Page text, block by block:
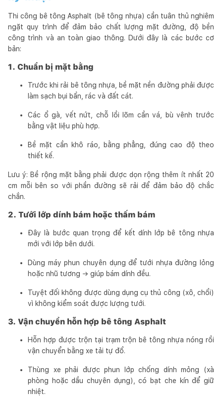
Thi công bê tông Asphalt (bê tông nhựa) cần tuân thủ nghiêm
ngặt quy trình để đảm bảo chất lượng mặt đường, độ bền
công trình và an toàn giao thông. Dưới đây là các bước cơ
bản:
1. Chuẩn bị mặt bằng
Trước khi rải bê tông nhựa, bề mặt nền đường phải được
làm sạch bụi bẩn, rác và đất cát.
Các ổ gà, vết nứt, chỗ lồi lõm cần vá, bù vênh trước
bằng vật liệu phù hợp.
Bề mặt cần khô ráo, bằng phẳng, đúng cao độ theo
thiết kế.
Lưu ý: Bề rộng mặt bằng phải được dọn rộng thêm ít nhất 20
cm mỗi bên so với phần đường sẽ rải để đảm bảo độ chắc
chắn.
2. Tưới lớp dính bám hoặc thấm bám
Đây là bước quan trọng để kết dính lớp bê tông nhựa
mới với lớp bên dưới.
Dùng máy phun chuyên dụng để tưới nhựa đường lỏng
hoặc nhũ tương → giúp bám dính đều.
Tuyệt đối không được dùng dụng cụ thủ công (xô, chổi)
vì không kiểm soát được lượng tưới.
3. Vận chuyển hỗn hợp bê tông Asphalt
Hỗn hợp được trộn tại trạm trộn bê tông nhựa nóng rồi
vận chuyển bằng xe tải tự đổ.
Thùng xe phải được phun lớp chống dính mỏng (xà
phòng hoặc dầu chuyên dụng), có bạt che kín để giữ
nhiệt.